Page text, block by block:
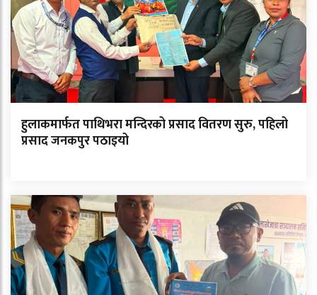
हुलाकमार्फत पाथिभरा मन्दिरको प्रसाद वितरण सुरु, पहिलो
प्रसाद जनकपुर पठाइयो